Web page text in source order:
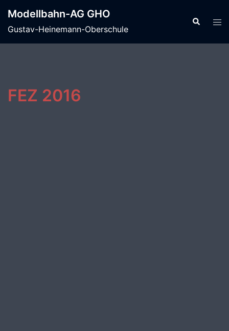
Inhalt
springen
Modellbahn-AG GHO
Gustav-Heinemann-Oberschule
Suche
FEZ 2016